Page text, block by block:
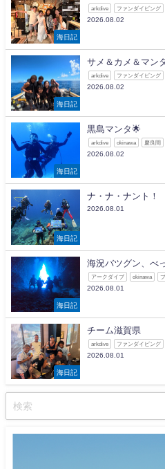
海日記
arkdive ファンダイビング
2026.08.02
海日記
サメ＆カメ＆マン
arkdive ファンダイビング
2026.08.02
海日記
黒島マンタ🌟
arkdive okinawa 慶良間
2026.08.02
海日記
ナ・ナ・ナント！
2026.08.01
海日記
海況バツグン、べ
アークダイブ okinawa
2026.08.01
海日記
チーム滋賀県
arkdive ファンダイビング
2026.08.01